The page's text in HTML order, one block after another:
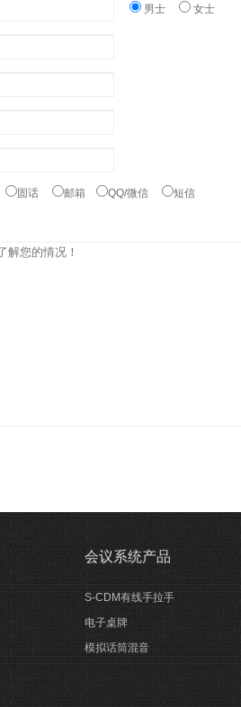
男士 女士
固话 邮箱 QQ/微信 短信
会议系统产品
S-CDM有线手拉手
电子桌牌
模拟话筒混音